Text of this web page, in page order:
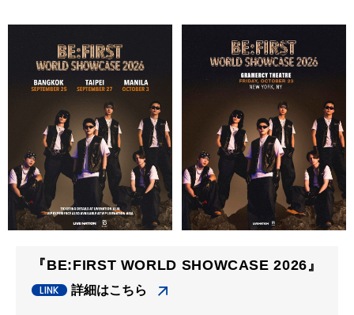
『BE:FIRST WORLD SHOWCASE 2026』
詳細はこちら